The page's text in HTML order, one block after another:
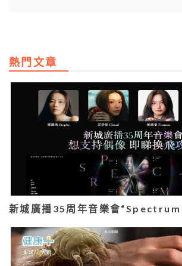
熱門文章
新城廣播35周年音樂會